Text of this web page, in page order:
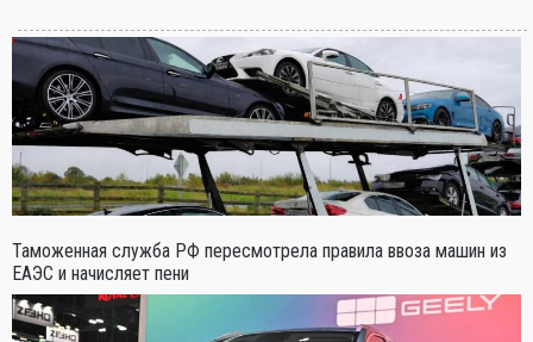
Таможенная служба РФ пересмотрела правила ввоза машин из
ЕАЭС и начисляет пени